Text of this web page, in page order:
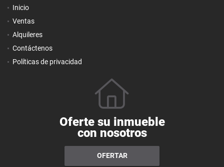
Inicio
Ventas
Alquileres
Contáctenos
Políticas de privacidad
Oferte su inmueble
con nosotros
OFERTAR